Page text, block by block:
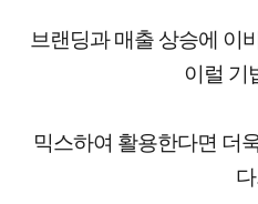
브랜딩과 매출 상승에 이
이럴 기
믹스하여 활용한다면 더
다